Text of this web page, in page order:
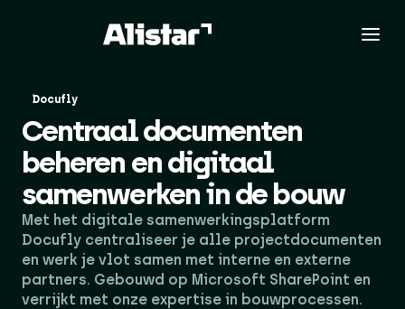
Docufly
Centraal documenten
beheren en digitaal
samenwerken in de bouw
Met het digitale samenwerkingsplatform
Docufly centraliseer je alle projectdocumenten
en werk je vlot samen met interne en externe
partners. Gebouwd op Microsoft SharePoint en
verrijkt met onze expertise in bouwprocessen.